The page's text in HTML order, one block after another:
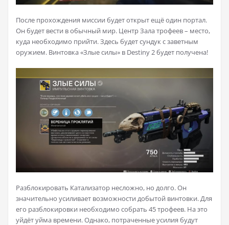
После прохождения миссии будет открыт ещё один портал.
Он будет вести в обычный мир. Центр Зала трофеев – место,
куда необходимо прийти. Здесь будет сундук с заветным
оружием. Винтовка «Злые силы» в Destiny 2 будет получена!
Разблокировать Катализатор несложно, но долго. Он
значительно усиливает возможности добытой винтовки. Для
его разблокировки необходимо собрать 45 трофеев. На это
уйдёт уйма времени. Однако, потраченные усилия будут